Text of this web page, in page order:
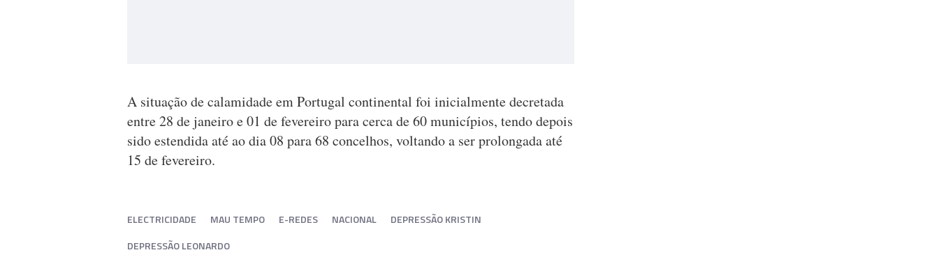
A situação de calamidade em Portugal continental foi inicialmente decretada
entre 28 de janeiro e 01 de fevereiro para cerca de 60 municípios, tendo depois
sido estendida até ao dia 08 para 68 concelhos, voltando a ser prolongada até
15 de fevereiro.
ELECTRICIDADE MAU TEMPO E-REDES NACIONAL
DEPRESSÃO KRISTIN
DEPRESSÃO LEONARDO